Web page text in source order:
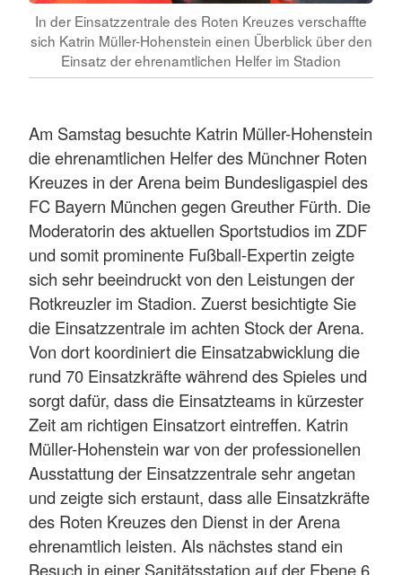
In der Einsatzzentrale des Roten Kreuzes verschaffte
sich Katrin Müller-Hohenstein einen Überblick über den
Einsatz der ehrenamtlichen Helfer im Stadion
Am Samstag besuchte Katrin Müller-Hohenstein
die ehrenamtlichen Helfer des Münchner Roten
Kreuzes in der Arena beim Bundesligaspiel des
FC Bayern München gegen Greuther Fürth. Die
Moderatorin des aktuellen Sportstudios im ZDF
und somit prominente Fußball-Expertin zeigte
sich sehr beeindruckt von den Leistungen der
Rotkreuzler im Stadion. Zuerst besichtigte Sie
die Einsatzzentrale im achten Stock der Arena.
Von dort koordiniert die Einsatzabwicklung die
rund 70 Einsatzkräfte während des Spieles und
sorgt dafür, dass die Einsatzteams in kürzester
Zeit am richtigen Einsatzort eintreffen. Katrin
Müller-Hohenstein war von der professionellen
Ausstattung der Einsatzzentrale sehr angetan
und zeigte sich erstaunt, dass alle Einsatzkräfte
des Roten Kreuzes den Dienst in der Arena
ehrenamtlich leisten. Als nächstes stand ein
Besuch in einer Sanitätsstation auf der Ebene 6